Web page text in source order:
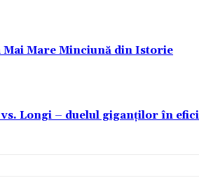
Mai Mare Minciună din Istorie
Longi – duelul giganților în